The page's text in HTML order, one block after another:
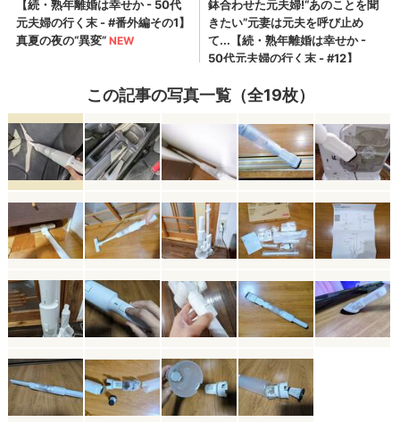
この記事の写真一覧（全19枚）